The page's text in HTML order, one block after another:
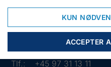
6950 Ringkøbing
Tlf.:
+45 97 31 13 11
KUN
ACCEPTER